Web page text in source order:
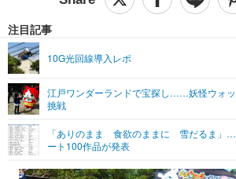
ショッピング
エンタメTOP
ショッピング
ライフTOP
リリース一覧
プッシュ通知の停止方法
注目記事
10G光回線導入レポ
江戸ワンダーランドで宝探し……妖怪ウォ
挑戦
「ありのまま 食欲のままに 雪だるま」…
ート100作品が発表